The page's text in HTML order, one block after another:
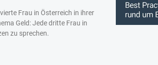
Frau in Österreich in ihrer
Geld: Jede dritte Frau in
zu sprechen.